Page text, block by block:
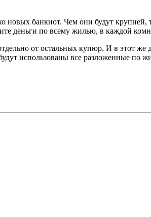
новых банкнот. Чем они будут
деньги по всему жилью, в каждой
от остальных купюр. И в этот же
использованы все разложенные